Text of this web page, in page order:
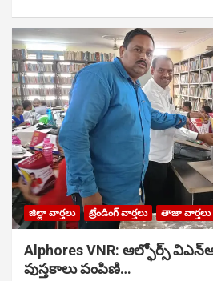
జిల్లా వార్తలు ట్రేండింగ్ వార్తలు తాజా వార్తలు
Alphores VNR: ఆల్ఫోర్స్
పుస్తకాలు పంపిణి…